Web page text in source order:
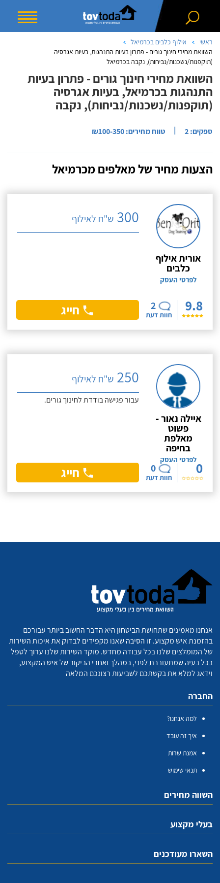
ראשי
אילוף כלבים בכרמיאל
השוואת מחירי חינוך גורים - פתרון בעיות התנהגות, בעיות אגרסיה
(תוקפנות/נשכנות/נביחות), נקבה בכרמיאל
השוואת מחירי חינוך גורים - פתרון בעיות
התנהגות בכרמיאל, בעיות אגרסיה
(תוקפנות/נשכנות/נביחות), נקבה
ספקים: 2 | טווח מחירים: ₪100-350
הצעות מחיר של מאלפים מכרמיאל
אורית אילוף
כלבים
לפרטי העסק
9.8
2
חוות דעת
300 ש"ח לאילוף
חייג
איילה נאור -
פשוט
מאלפת
בחיפה
לפרטי העסק0
0
חוות דעת
250 ש"ח לאילוף
עבור פגישה בודדת לחינוך גורים.
חייג
אנחנו מאמינים שתחושת הביטחון היא הדבר החשוב ביותר עבורכם
בהזמנת איש מקצוע. זו הסיבה שאנו מקפידים לבדוק את איכות השירות
של המומלצים שלנו בכל עבודה מחדש. מוקד השירות שלנו ערוך לטפל
בכל בעיה שמתעוררת לפני, במהלך ואחרי הביקור של איש המקצוע,
וידאג למלא את בקשתכם לשביעות רצונכם המלאה
החברה
למה אנחנו?
איך זה עובד
אמנת שרות
תנאי שימוש
השווה מחירים
בעלי מקצוע
השארו מעודכנים